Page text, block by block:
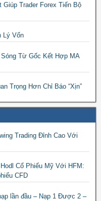
Trader Forex Tiến Bộ
Lý Vốn
Từ Gốc Kết Hợp MA
Trọng Hơn Chỉ Báo “Xịn”
Trading Đỉnh Cao Với
Cổ Phiếu Mỹ Với HFM:
CFD
lần đầu – Nạp 1 Được 2 –